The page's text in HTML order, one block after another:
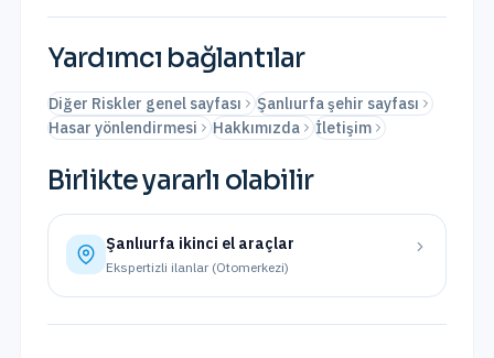
Yardımcı bağlantılar
Diğer Riskler genel sayfası
Şanlıurfa şehir sayfası
Hasar yönlendirmesi
Hakkımızda İletişim
Birlikte yararlı olabilir
Şanlıurfa ikinci el araçlar
Ekspertizli ilanlar (Otomerkezi)